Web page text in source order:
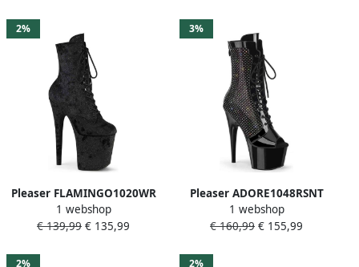
2%
Pleaser FLAMINGO1020WR
Plateau Laarzen Paaldans
schoenen 35 Shoes Zwart
1 webshop
€ 139,99 € 135,99
3%
Pleaser ADORE1048RSNT
Plateau Laarzen 38 Shoes
Zwart
1 webshop
€ 160,99 € 155,99
2% 2%